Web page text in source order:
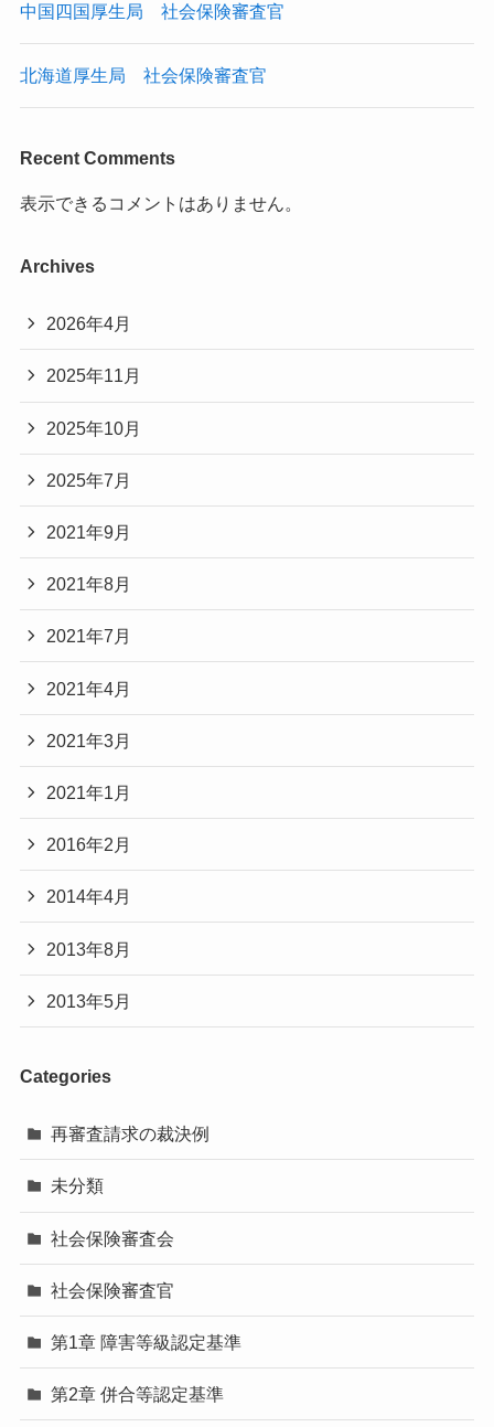
中国四国厚生局 社会保険審査官
北海道厚生局 社会保険審査官
Recent Comments
表示できるコメントはありません。
Archives
2026年4月
2025年11月
2025年10月
2025年7月
2021年9月
2021年8月
2021年7月
2021年4月
2021年3月
2021年1月
2016年2月
2014年4月
2013年8月
2013年5月
Categories
再審査請求の裁決例
未分類
社会保険審査会
社会保険審査官
第1章 障害等級認定基準
第2章 併合等認定基準